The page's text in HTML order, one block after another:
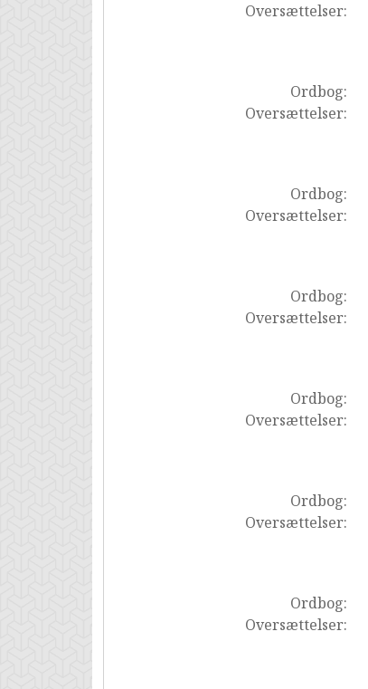
Oversættelser:
Ordbog:
Oversættelser:
Ordbog:
Oversættelser:
Ordbog:
Oversættelser:
Ordbog:
Oversættelser:
Ordbog:
Oversættelser:
Ordbog:
Oversættelser: